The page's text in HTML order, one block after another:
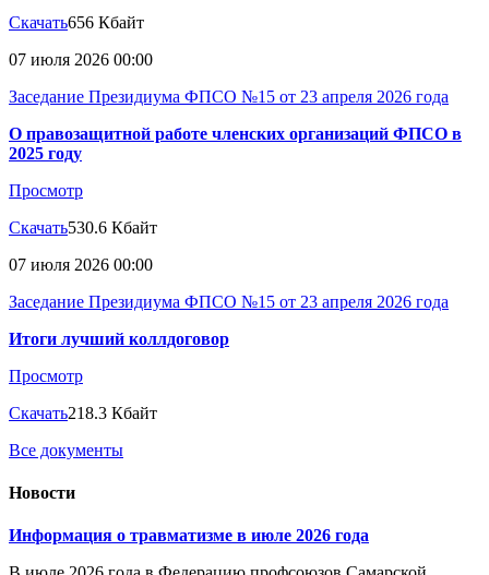
Скачать656 Кбайт
07 июля 2026 00:00
Заседание Президиума ФПСО №15 от 23 апреля 2026 года
О правозащитной работе членских организаций ФПСО в
2025 году
Просмотр
Скачать530.6 Кбайт
07 июля 2026 00:00
Заседание Президиума ФПСО №15 от 23 апреля 2026 года
Итоги лучший коллдоговор
Просмотр
Скачать218.3 Кбайт
Все документы
Новости
Информация о травматизме в июле 2026 года